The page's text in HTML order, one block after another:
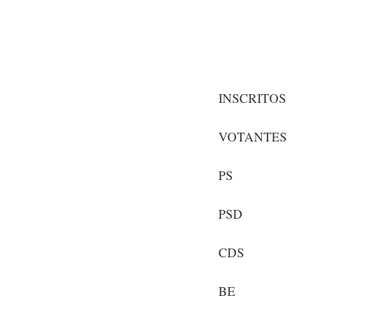
INSCRITOS
VOTANTES
PS
PSD
CDS
BE